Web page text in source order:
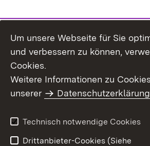
Um unsere Webseite für Sie
und verbessern zu können,
Cookies.
Weitere Informationen zu
unserer
Datenschutzerklärung
Technisch notwendige Cookies
Drittanbieter-Cookies (Siehe